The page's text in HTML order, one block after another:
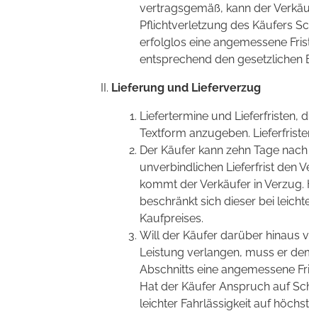
vertragsgemäß, kann der
Pflichtverletzung des Käufers
erfolglos eine angemessene
entsprechend den gesetzlichen
Lieferung und Lieferverzug
Liefertermine und Lieferfristen,
Textform anzugeben.
Der Käufer kann zehn Tage
unverbindlichen Lieferfrist den
kommt der Verkäufer in
beschränkt sich dieser bei
Kaufpreises.
Will der Käufer darüber hinaus
Leistung verlangen, muss er
Abschnitts eine angemessene
Hat der Käufer Anspruch auf
leichter Fahrlässigkeit auf